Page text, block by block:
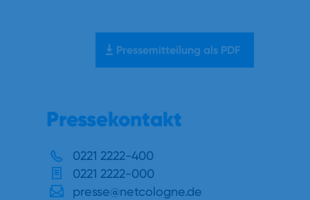
Pressemitteilung als PDF
Pressekontakt
0221 2222-400
0221 2222-000
presse@netcologne.de